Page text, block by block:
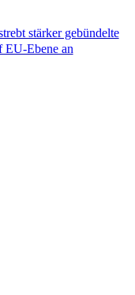
stärker gebündelte
EU-Ebene an